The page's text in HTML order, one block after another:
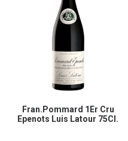
Fran.pommard 1Er Cru
Epenots Luis Latour 75Cl.